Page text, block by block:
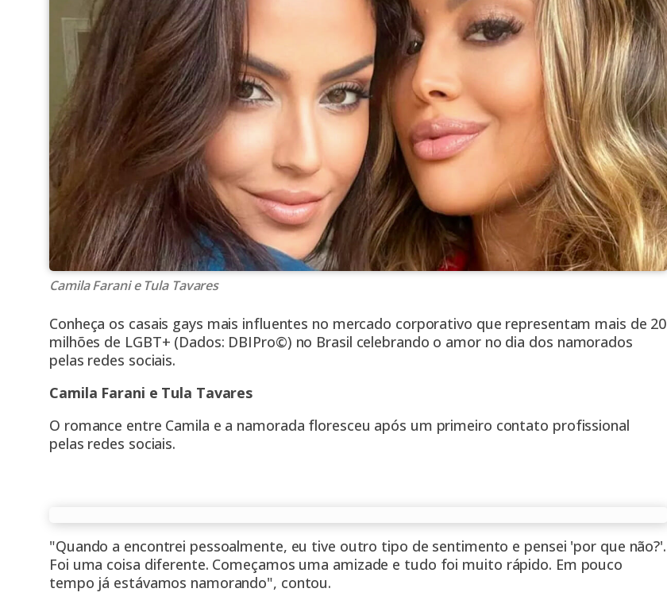
Camila Farani e Tula Tavares
Conheça os casais gays mais influentes no mercado corporativo que representam mais de 20
milhões de LGBT+ (Dados: DBIPro©️) no Brasil celebrando o amor no dia dos namorados
pelas redes sociais.
Camila Farani e Tula Tavares
O romance entre Camila e a namorada floresceu após um primeiro contato profissional
pelas redes sociais.
"Quando a encontrei pessoalmente, eu tive outro tipo de sentimento e pensei 'por que não?'.
Foi uma coisa diferente. Começamos uma amizade e tudo foi muito rápido. Em pouco
tempo já estávamos namorando", contou.